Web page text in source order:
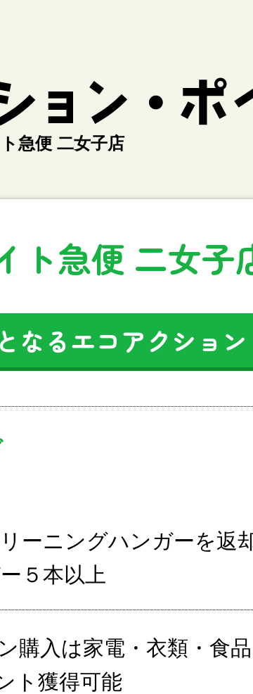
急便 二女子店
ト急便 二女子
なるエコアクション
ーニングハンガーを返
５本以上
入は家電・衣類・食
ト獲得可能